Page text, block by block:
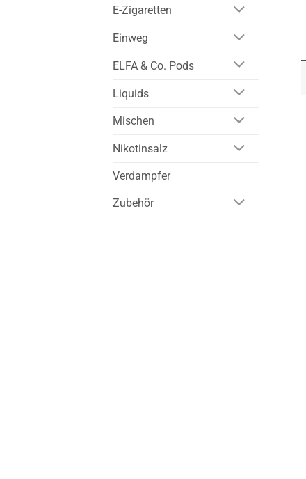
E-Zigaretten
Einweg
ELFA & Co. Pods
Liquids
Mischen
Nikotinsalz
Verdampfer
Zubehör